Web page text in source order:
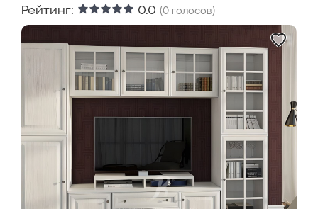
Рейтинг: 0.0 (0 голосов)